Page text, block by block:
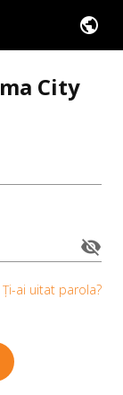
City
Ți-ai uitat parola?